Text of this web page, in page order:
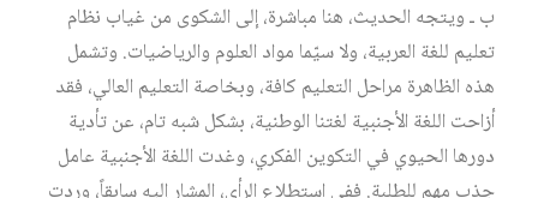
ب ـ ويتجه الحديث، هنا مباشرة، إلى الشكوى من غياب نظام
تعليم للغة العربية، ولا سيّما مواد العلوم والرياضيات. وتشمل
هذه الظاهرة مراحل التعليم كافة، وبخاصة التعليم العالي، فقد
أزاحت اللغة الأجنبية لغتنا الوطنية، بشكل شبه تام، عن تأدية
دورها الحيوي في التكوين الفكري، وغدت اللغة الأجنبية عامل